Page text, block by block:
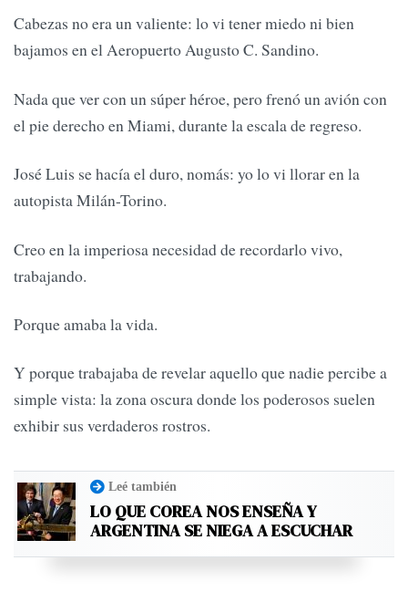
Cabezas no era un valiente: lo vi tener miedo ni bien
bajamos en el Aeropuerto Augusto C. Sandino.
Nada que ver con un súper héroe, pero frenó un avión con
el pie derecho en Miami, durante la escala de regreso.
José Luis se hacía el duro, nomás: yo lo vi llorar en la
autopista Milán-Torino.
Creo en la imperiosa necesidad de recordarlo vivo,
trabajando.
Porque amaba la vida.
Y porque trabajaba de revelar aquello que nadie percibe a
simple vista: la zona oscura donde los poderosos suelen
exhibir sus verdaderos rostros.
Leé también
LO QUE COREA NOS ENSEÑA Y
ARGENTINA SE NIEGA A ESCUCHAR